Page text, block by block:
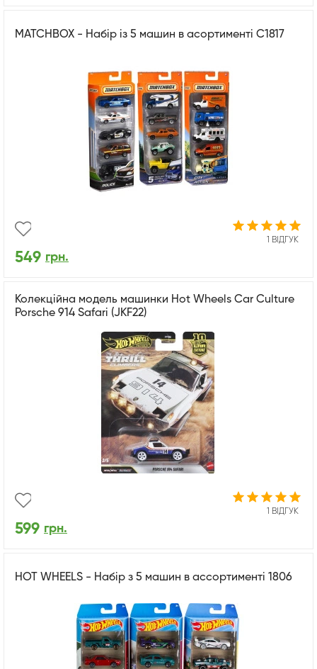
MATCHBOX - Набір із 5 машин в асортименті С1817
1 ВІДГУК
549 грн.
Колекційна модель машинки Hot Wheels Car Culture
Porsche 914 Safari (JKF22)
1 ВІДГУК
599 грн.
HOT WHEELS - Набір з 5 машин в ассортименті 1806